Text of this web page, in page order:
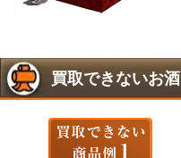
買取できないお酒